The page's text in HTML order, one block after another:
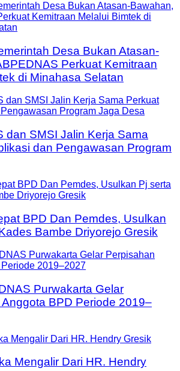
Desa Bukan Atasan-
Perkuat Kemitraan
di Minahasa Selatan
dan SMSI Jalin Kerja Sama
dan Pengawasan Program
BPD Dan Pemdes, Usulkan
Bambe Driyorejo Gresik
Purwakarta Gelar
BPD Periode 2019–
Mengalir Dari HR. Hendry